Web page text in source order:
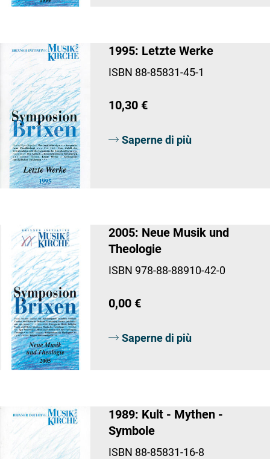
1995: Letzte Werke
ISBN 88-85831-45-1
10,30 €
Saperne di più
2005: Neue Musik und
Theologie
ISBN 978-88-88910-42-0
0,00 €
Saperne di più
1989: Kult - Mythen -
Symbole
ISBN 88-85831-16-8